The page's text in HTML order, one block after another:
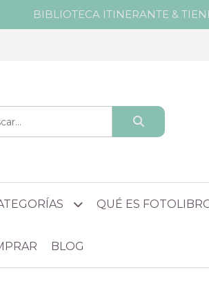
BIBLIOTECA ITINERANTE &
QUÉ ES
BLOG